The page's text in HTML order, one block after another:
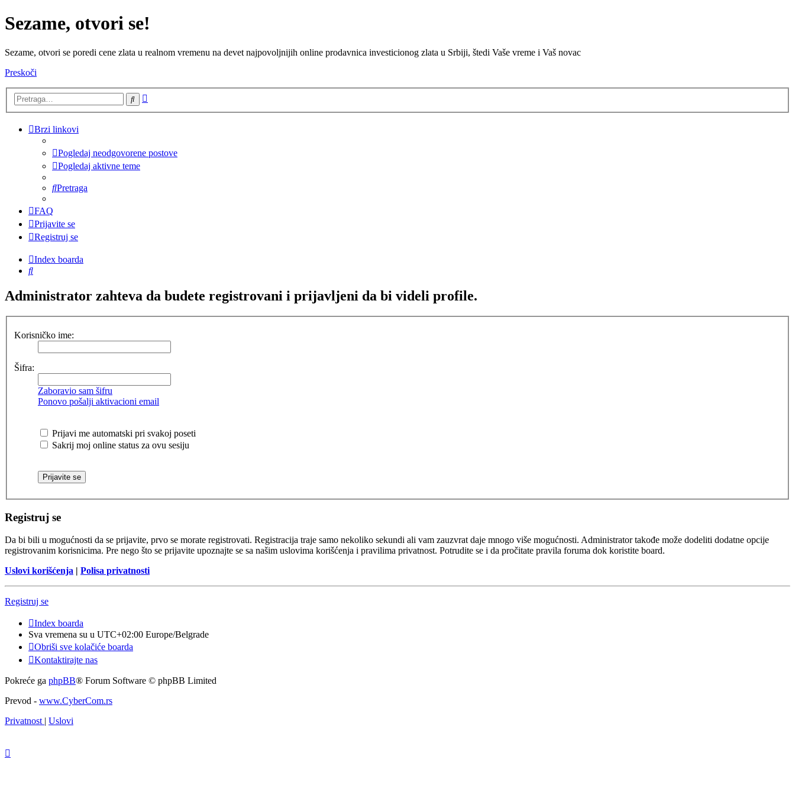
Sezame, otvori se!
Sezame, otvori se poredi cene zlata u realnom vremenu na devet najpovoljnijih online prodavnica investicionog zlata u Srbiji, štedi Vaše vreme i Vaš novac
Preskoči
Pretraga
Brzi linkovi
Pogledaj neodgovorene postove
Pogledaj aktivne teme
Pretraga
FAQ
Prijavite se
Registruj se
Index boarda
Pretraga
Administrator zahteva da budete registrovani i prijavljeni da bi videli profile.
Korisničko ime:
Šifra:
Zaboravio sam šifru
Ponovo pošalji aktivacioni email
Prijavi me automatski pri svakoj poseti
Sakrij moj online status za ovu sesiju
Registruj se
Da bi bili u mogućnosti da se prijavite, prvo se morate registrovati. Registracija traje samo nekoliko sekundi ali vam zauzvrat daje mnogo više mogućnosti. Administrator takođe može dodeliti dodatne opcije
registrovanim korisnicima. Pre nego što se prijavite upoznajte se sa našim uslovima korišćenja i pravilima privatnost. Potrudite se i da pročitate pravila foruma dok koristite board.
Uslovi korišćenja | Polisa privatnosti
Registruj se
Index boarda
Sva vremena su u UTC+02:00 Europe/Belgrade
Obriši sve kolačiće boarda
Kontaktirajte nas
Pokreće ga phpBB® Forum Software © phpBB Limited
Prevod - www.CyberCom.rs
Privatnost | Uslovi